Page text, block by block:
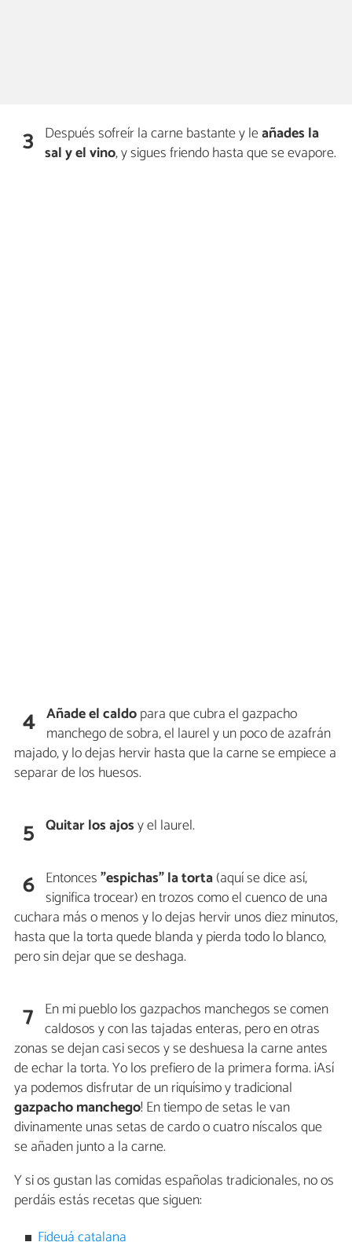
3 Después sofreír la carne bastante y leañades la
sal y el vino, y sigues friendo hasta que se evapore.
4 Añade el caldopara que cubra el gazpacho
manchego de sobra, el laurel y un poco de azafrán
majado, y lo dejas hervir hasta que la carne se empiece a
separar de los huesos.
5 Quitar los ajosy el laurel.
6 Entonces"espichas" la torta(aquí se dice así,
significa trocear) en trozos como el cuenco de una
cuchara más o menos y lo dejas hervir unos diez minutos,
hasta que la torta quede blanda y pierda todo lo blanco,
pero sin dejar que se deshaga.
7 En mi pueblo los gazpachos manchegos se comen
caldosos y con las tajadas enteras, pero en otras
zonas se dejan casi secos y se deshuesa la carne antes
de echar la torta. Yo los prefiero de la primera forma. ¡Así
ya podemos disfrutar de un riquísimo y tradicional
gazpacho manchego! En tiempo de setas le van
divinamente unas setas de cardo o cuatro níscalos que
se añaden junto a la carne.
Y si os gustan las comidas españolas tradicionales, no os
perdáis estás recetas que siguen: